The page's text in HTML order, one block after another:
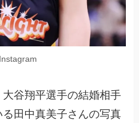
谷翔平選手の結婚相手
田中真美子さんの写真